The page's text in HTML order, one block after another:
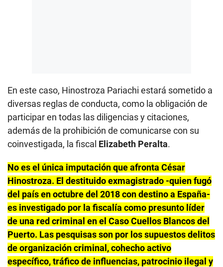
En este caso, Hinostroza Pariachi estará sometido a
diversas reglas de conducta, como la obligación de
participar en todas las diligencias y citaciones,
además de la prohibición de comunicarse con su
coinvestigada, la fiscal Elizabeth Peralta.
No es el única imputación que afronta César
Hinostroza. El destituido exmagistrado -quien fugó
del paísen octubre del 2018 con destino a España-
es investigado por la fiscalía como presunto líder
de una red criminal en el Caso Cuellos Blancos del
Puerto. Las pesquisas son por los supuestos delitos
de organización criminal, cohecho activo
específico, tráfico de influencias, patrocinio ilegal y